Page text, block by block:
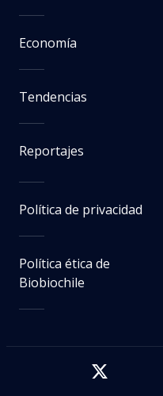
Economía
Tendencias
Reportajes
Política de privacidad
Política ética de
Biobiochile